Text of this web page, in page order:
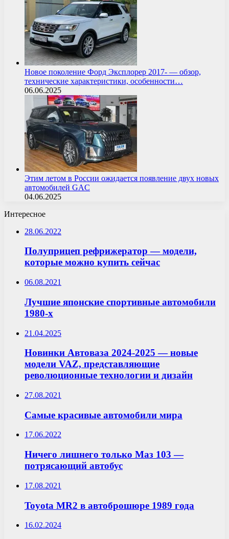
Новое поколение Форд Эксплорер 2017- — обзор,
технические характеристики, особенности…
06.06.2025
Этим летом в России ожидается появление двух новых
автомобилей GAC
04.06.2025
Интересное
28.06.2022
Полуприцеп рефрижератор — модели,
которые можно купить сейчас
06.08.2021
Лучшие японские спортивные автомобили
1980-х
21.04.2025
Новинки Автоваза 2024-2025 — новые
модели VAZ, представляющие
революционные технологии и дизайн
27.08.2021
Самые красивые автомобили мира
17.06.2022
Ничего лишнего только Маз 103 —
потрясающий автобус
17.08.2021
Toyota MR2 в автоброшюре 1989 года
16.02.2024